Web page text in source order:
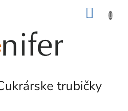
trubičky